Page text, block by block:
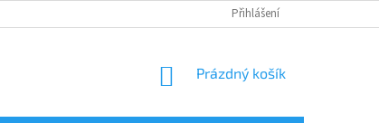
Přihlášení
NÁKUPNÍ
Prázdný košík